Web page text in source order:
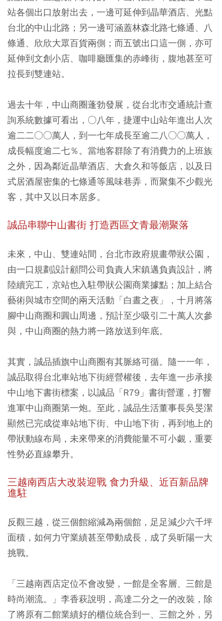
站各個出口放射出去，一邊可延伸到晶華酒店、光點
台北的中山北路；另一邊可涵蓋林森北路七條通、八
條通、欣欣大眾百貨兩側；而五號出口這一側，亦可
延伸到文創小店、咖啡廳匯集的赤峰街，腹地甚至可
拉長到雙連站。
過去十年，中山商圈蓬勃發展，從台北市交通統計查
詢系統數據可看出，○八年，捷運中山站年進出人次
逾二二○○萬人，到一七年成長至逾二八○○萬人，
成長幅度逾二七％。當地客群除了有消費力的上班族
之外，因為鄰近晶華酒店、大倉久和等飯店，以及日
式居酒屋密集的七條通等風味巷弄，而聚集不少觀光
客，其中又以日本居多。
誠品串聯中山書街 打造西區文青最潮聚落
未來，中山、雙連站間，台北市政府規畫帶狀公園，
由一口規劃設計顧問公司負責人宋鎮邁負責設計，將
陸續完工，京站也入駐帶狀公園商業據點；加上結合
藝術與城市空間的兩天活動「白晝之夜」，十月將落
腳中山商圈和圓山周邊，預計至少吸引二十萬人次參
與，中山商圈的熱力將一路放送到年底。
其實，誠品插旗中山商圈有其脈絡可循。隨一一年，
誠品取得台北車站地下街經營權後，去年進一步承接
中山地下書街標案，以誠品「R79」書街營運，打響
進軍中山商圈第一炮。至此，誠品生活董事長吳旻潔
顯然已完成從車站地下街、中山地下街，再到地上的
帶狀動線布局，未來帶來的消費能量不可小覷，重要
性勢必直線攀升。
三越南西店大改裝迎戰 食力升級、近百新品牌
進駐
反觀三越，從三個館縮減為兩個館，足足減少六千坪
面積，如何力守業績甚至帶動成長，成了吳昕陽一大
挑戰。
「三越南西店定位不會改變，一館是全客層、三館是
時尚潮流。」李香萩說明，高達二分之一的改裝，除
了將原有二館業績好的櫃位統合到一、三館之外，另